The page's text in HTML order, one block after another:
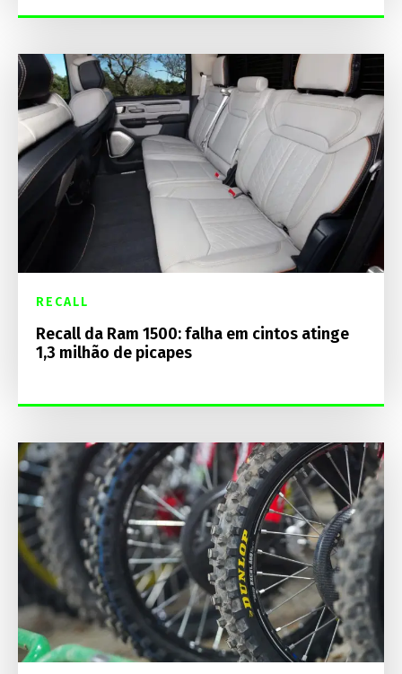
RECALL
Recall da Ram 1500: falha em cintos atinge
1,3 milhão de picapes